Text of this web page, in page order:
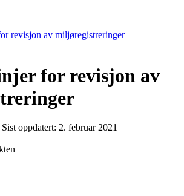
revisjon av miljøregistreringer
for revisjon av
Sist oppdatert: 2. februar 2021